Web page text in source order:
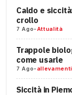
Caldo e
crollo
7 Ago-Attualità
Trappole
come usarle
7 Ago-allevamenti
Siccità in